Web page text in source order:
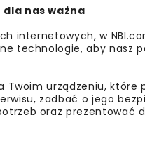
nas ważna
internetowych, w
technologie, aby nasz
Twoim urządzeniu, które
zadbać o jego
oraz prezentować